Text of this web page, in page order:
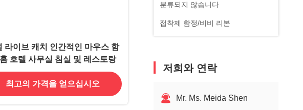
분류되지 않습니다
접착제 함정/비비 리본
저희와 연락
Mr. Ms. Meida Shen
라이브 캐치 인간적인 마우스 함
호텔 사무실 침실 및 레스토랑
최고의 가격을 얻으십시오